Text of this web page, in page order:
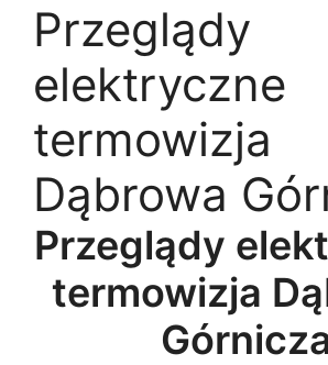
Przeglądy
elektryczne
termowizja
Dąbrowa
Przeglądy
termowizja